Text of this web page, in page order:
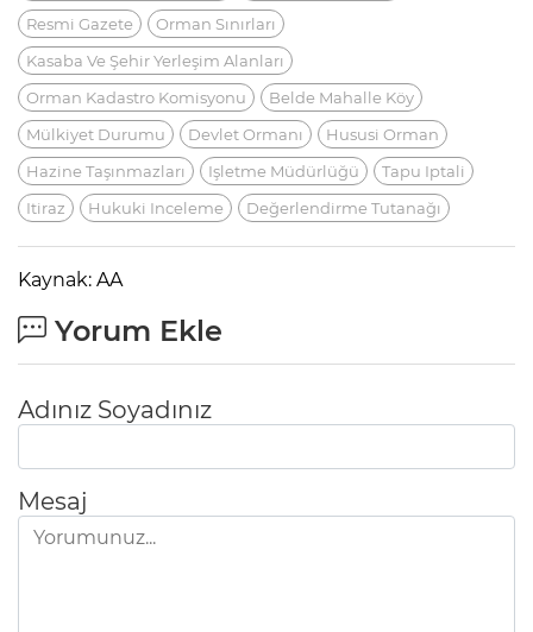
Resmi Gazete
Orman Sınırları
Kasaba Ve Şehir Yerleşim Alanları
Orman Kadastro Komisyonu
Belde Mahalle Köy
Mülkiyet Durumu
Devlet Ormanı
Hususi Orman
Hazine Taşınmazları
Işletme Müdürlüğü
Tapu Iptali
Itiraz
Hukuki Inceleme Değerlendirme Tutanağı
Kaynak: AA
Yorum Ekle
Adınız Soyadınız
Mesaj